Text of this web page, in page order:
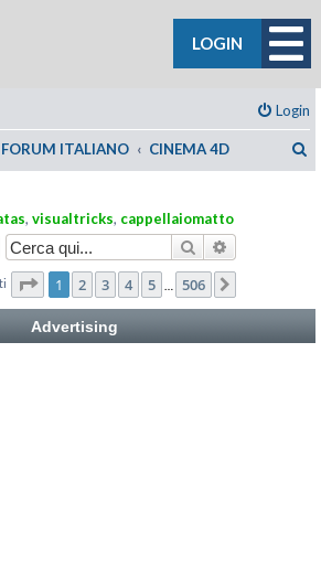
LOGIN
Login
FORUM ITALIANO CINEMA 4D
, visualtricks, cappellaiomatto
Cerca
Pagina di 506
1 2 3 4 5 506
Advertising